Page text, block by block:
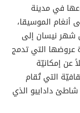
في مدينة
أنغام الموسيقا،
شهر نيسان إلى
عروضها التي تدمج
عن إمكانيّة
التي تُقام
دادايبو الذي